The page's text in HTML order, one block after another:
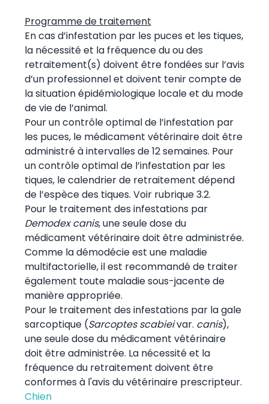
Programme de traitement
En cas d’infestation par les puces et les tiques,
la nécessité et la fréquence du ou des
retraitement(s) doivent être fondées sur l’avis
d’un professionnel et doivent tenir compte de
la situation épidémiologique locale et du mode
de vie de l’animal.
Pour un contrôle optimal de l’infestation par
les puces, le médicament vétérinaire doit être
administré à intervalles de 12 semaines. Pour
un contrôle optimal de l’infestation par les
tiques, le calendrier de retraitement dépend
de l’espèce des tiques. Voir rubrique 3.2.
Pour le traitement des infestations par
Demodex canis, une seule dose du
médicament vétérinaire doit être administrée.
Comme la démodécie est une maladie
multifactorielle, il est recommandé de traiter
également toute maladie sous-jacente de
manière appropriée.
Pour le traitement des infestations par la gale
sarcoptique (Sarcoptes scabieivar. canis),
une seule dose du médicament vétérinaire
doit être administrée. La nécessité et la
fréquence du retraitement doivent être
conformes à l'avis du vétérinaire prescripteur.
Chien